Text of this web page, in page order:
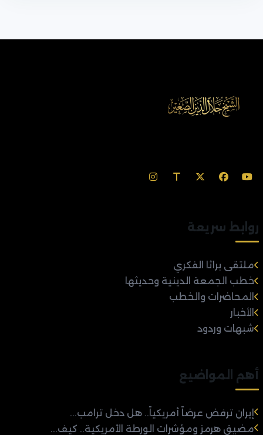
روابط سريعة
ملتقى براثا الفكري
خطب الجمعة الدينية وحديثها
المحاضرات والخطب
الأخبار
شبهات وردود
أهم المواضيع
إيران ترفض عرضاً أمريكياً.. هل دخل ترامب...
مضيق هرمز ومؤشرات الورطة الأمريكية.. كيف...